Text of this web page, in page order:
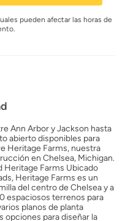
pueden afectar las horas de
Ann Arbor y Jackson hasta
abierto disponibles para
Heritage Farms, nuestra
en Chelsea, Michigan.
Heritage Farms Ubicado
Heritage Farms es un
del centro de Chelsea y a
espaciosos terrenos para
planos de planta
opciones para diseñar la